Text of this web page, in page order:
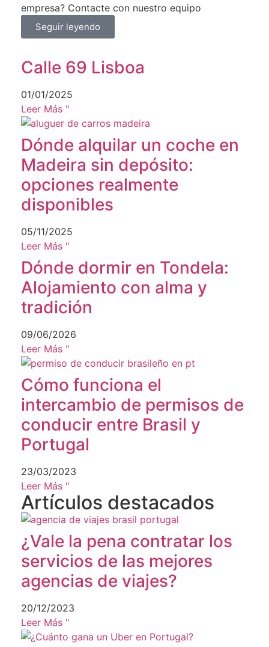
empresa? Contacte con nuestro equipo
Seguir leyendo
Calle 69 Lisboa
01/01/2025
Leer Más "
Dónde alquilar un coche en
Madeira sin depósito:
opciones realmente
disponibles
05/11/2025
Leer Más "
Dónde dormir en Tondela:
Alojamiento con alma y
tradición
09/06/2026
Leer Más "
Cómo funciona el
intercambio de permisos de
conducir entre Brasil y
Portugal
23/03/2023
Leer Más "
Artículos destacados
¿Vale la pena contratar los
servicios de las mejores
agencias de viajes?
20/12/2023
Leer Más "